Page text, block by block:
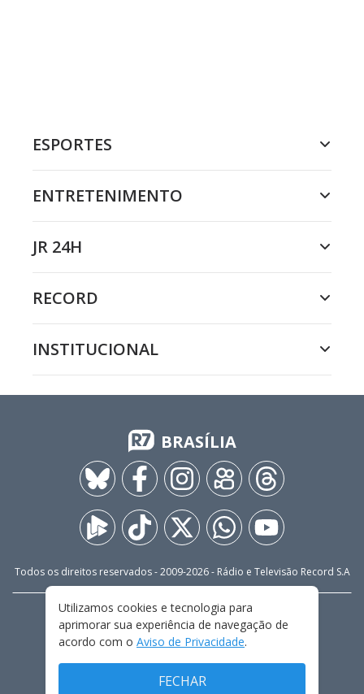
ESPORTES
ENTRETENIMENTO
JR 24H
RECORD
INSTITUCIONAL
BRASÍLIA
Todos os direitos reservados - 2009-2026- Rádio e Televisão Record S.A
FALE CONOSCO
PRIVACIDADE
TERMOS E CONDIÇÕES DE USO
Utilizamos cookies e tecnologia para
aprimorar sua experiência de navegação de
acordo com o Aviso de Privacidade.
FECHAR